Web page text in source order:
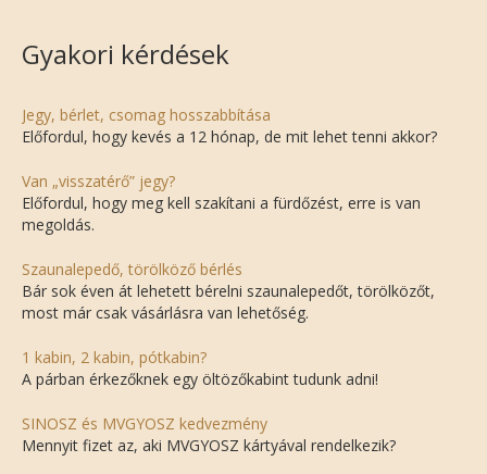
Gyakori kérdések
Jegy, bérlet, csomag hosszabbítása
Előfordul, hogy kevés a 12 hónap, de mit lehet tenni akkor?
Van „visszatérő” jegy?
Előfordul, hogy meg kell szakítani a fürdőzést, erre is van
megoldás.
Szaunalepedő, törölköző bérlés
Bár sok éven át lehetett bérelni szaunalepedőt, törölközőt,
most már csak vásárlásra van lehetőség.
1 kabin, 2 kabin, pótkabin?
A párban érkezőknek egy öltözőkabint tudunk adni!
SINOSZ és MVGYOSZ kedvezmény
Mennyit fizet az, aki MVGYOSZ kártyával rendelkezik?